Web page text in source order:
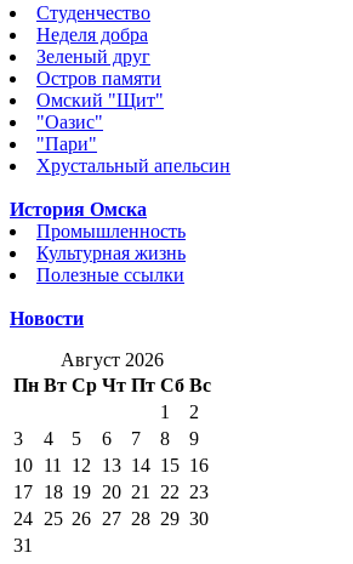
Студенчество
Неделя добра
Зеленый друг
Остров памяти
Омский "Щит"
"Оазис"
"Пари"
Хрустальный апельсин
История Омска
Промышленность
Культурная жизнь
Полезные ссылки
Новости
Август 2026
Пн Вт Ср Чт Пт Сб Вс
1
2
3
4 5 6 7 8
9
10 11 12 13 14 15 16
17 18 19 20 21 22 23
24 25 26 27 28 29 30
31